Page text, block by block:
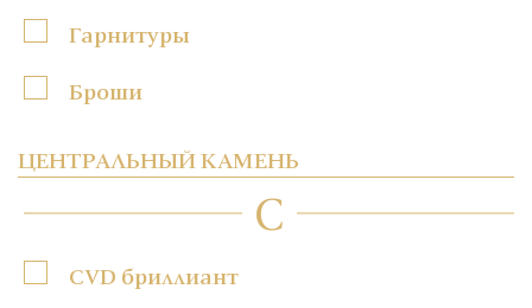
Гарнитуры
Броши
ЦЕНТРАЛЬНЫЙ КАМЕНЬ
C
CVD бриллиант